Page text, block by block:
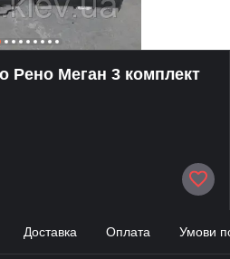
Рено Меган 3 комплект
Доставка Оплата Умови